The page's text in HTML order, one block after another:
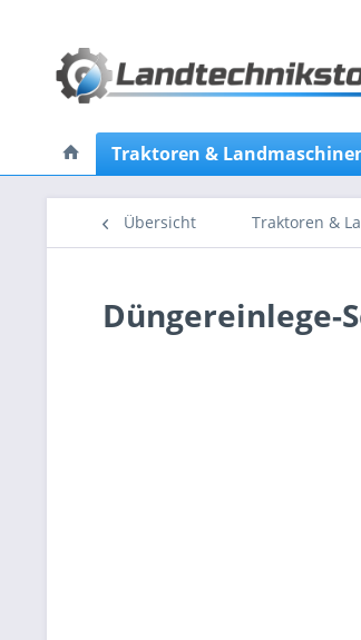
Traktoren &
Übersicht Traktoren &
Düngereinlege-